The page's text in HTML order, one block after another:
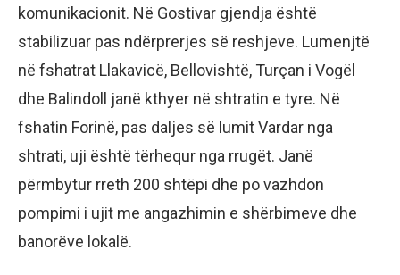
komunikacionit. Në Gostivar gjendja është
stabilizuar pas ndërprerjes së reshjeve. Lumenjtë
në fshatrat Llakavicë, Bellovishtë, Turçan i Vogël
dhe Balindoll janë kthyer në shtratin e tyre. Në
fshatin Forinë, pas daljes së lumit Vardar nga
shtrati, uji është tërhequr nga rrugët. Janë
përmbytur rreth 200 shtëpi dhe po vazhdon
pompimi i ujit me angazhimin e shërbimeve dhe
banorëve lokalë.